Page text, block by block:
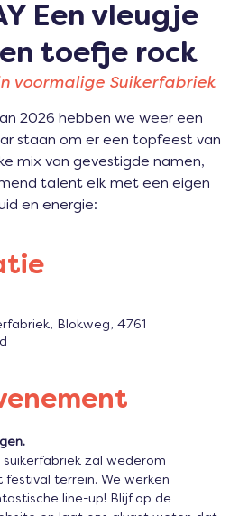
Een vleugje
toefje rock
voormalige Suikerfabriek
2026 hebben we weer een
staan om er een topfeest van
mix van gevestigde namen,
talent elk met een eigen
en energie:
Blokweg, 4761
zal wederom
terrein. We werken
line-up! Blijf op de